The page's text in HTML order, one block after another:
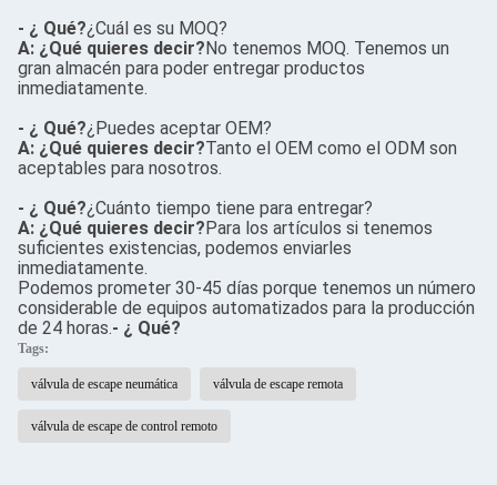
- ¿ Qué?¿Cuál es su MOQ?
A: ¿Qué quieres decir?No tenemos MOQ. Tenemos un
gran almacén para poder entregar productos
inmediatamente.
- ¿ Qué?¿Puedes aceptar OEM?
A: ¿Qué quieres decir?Tanto el OEM como el ODM son
aceptables para nosotros.
- ¿ Qué?¿Cuánto tiempo tiene para entregar?
A: ¿Qué quieres decir?Para los artículos si tenemos
suficientes existencias, podemos enviarles
inmediatamente.
Podemos prometer 30-45 días porque tenemos un número
considerable de equipos automatizados para la producción
de 24 horas.- ¿ Qué?
Tags:
válvula de escape neumática válvula de escape remota
válvula de escape de control remoto